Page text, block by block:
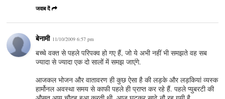
जवाब दें
बेनामी 11/10/2009 6:57 pm
बच्चे वक्त से पहले परिपक्व हो गए हैं, जो ये अभी नहीं भी समझते वह सब
ज्यादा से ज्यादा एक दो सालों में समझ जाएंगे.
आजकल भोजन और वातावरण ही कुछ ऐसा है की लड़के और लड़कियां व्यस्क
हार्मोनल अवस्था समय से काफी पहले ही प्राप्त कर रहे हैं. पहले प्युबरटी की